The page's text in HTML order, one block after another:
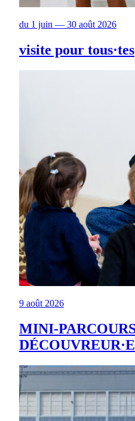
du 1 juin — 30 août 2026
visite pour tous·tes
9 août 2026
MINI-